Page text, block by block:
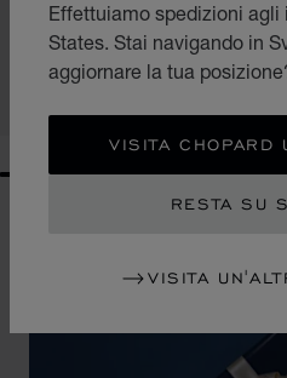
Effettuiamo spedizioni agli
States. Stai navigando in
aggiornare la tua
VISITA CHOPARD
RESTA SU
VISITA
PELLE DI VITELLO BLU CON MOTIVO